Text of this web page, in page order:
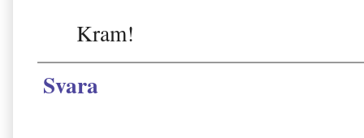
Kram!
Svara